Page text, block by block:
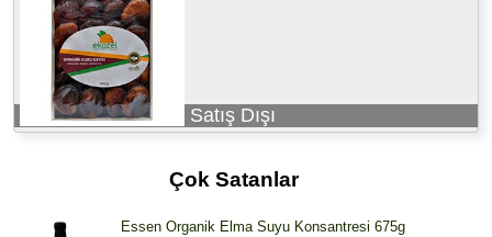
Satış Dışı
Çok Satanlar
Essen Organik Elma Suyu Konsantresi 675g